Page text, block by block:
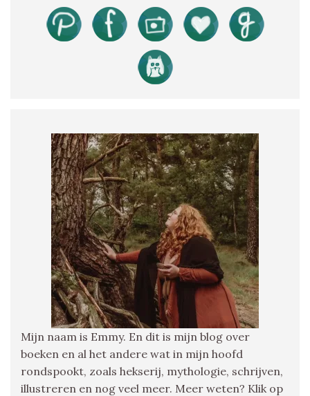
Mijn naam is Emmy. En dit is mijn blog over
boeken en al het andere wat in mijn hoofd
rondspookt, zoals hekserij, mythologie, schrijven,
illustreren en nog veel meer. Meer weten? Klik op